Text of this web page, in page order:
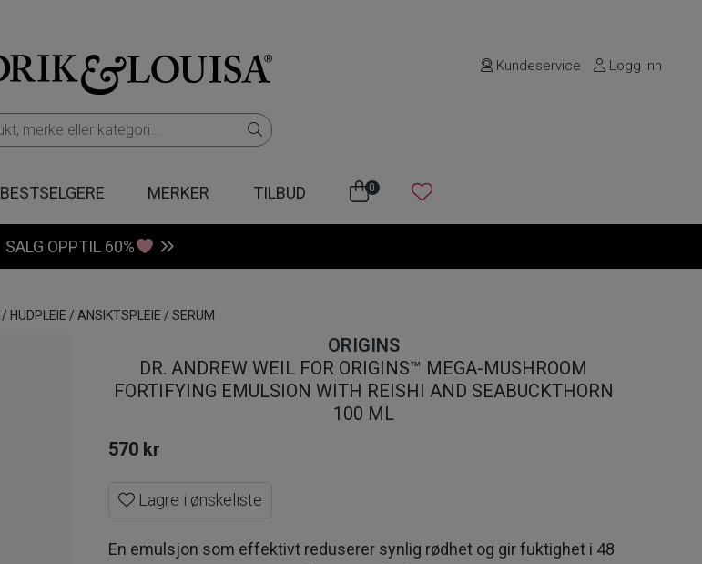
Kundeservice Logg inn
BESTSELGERE MERKER TILBUD 0
SALG OPPTIL 60%
/ HUDPLEIE / ANSIKTSPLEIE / SERUM
ORIGINS
DR. ANDREW WEIL FOR ORIGINS™ MEGA-MUSHROOM
FORTIFYING EMULSION WITH REISHI AND SEABUCKTHORN
100 ML
570 kr
Lagre i ønskeliste
En emulsjon som effektivt reduserer synlig rødhet og gir fuktighet i 48